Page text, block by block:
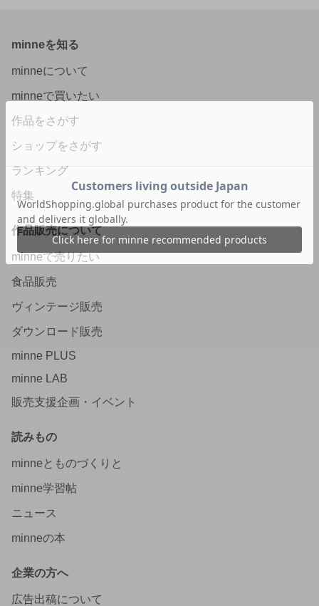
minneを知る
minneについて
minneで買いたい
作品をさがす
ショップをさがす
ランキング
特集
作品販売について
minneで売りたい
食品販売
ヴィンテージ販売
ダウンロード販売
minne PLUS
minne LAB
販売支援企画・イベント
読みもの
minneとものづくりと
minne学習帖
ニュース
minneの本
企業の方へ
広告出稿について